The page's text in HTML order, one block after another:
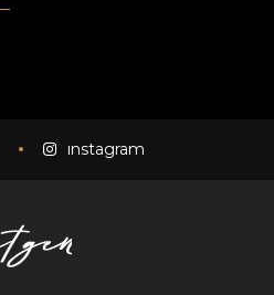
instagram